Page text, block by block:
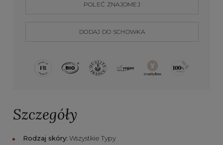
POLEĆ ZNAJOMEJ
DODAJ DO SCHOWKA
Szczegóły
Rodzaj skóry: Wszystkie Typy